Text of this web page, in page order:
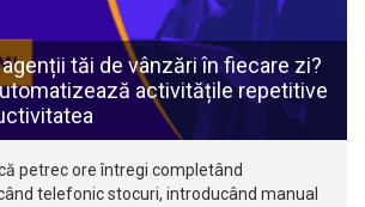
tăi de vânzări în fiecare zi?
activitățile repetitive
petrec ore întregi completând
telefonic stocuri, introducând manual